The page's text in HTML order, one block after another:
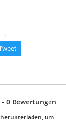
- 0 Bewertungen
um